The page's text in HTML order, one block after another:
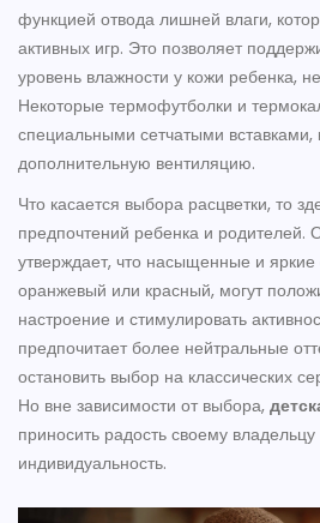
функцией отвода лишней влаги,
активных игр. Это позволяет
уровень влажности у кожи ребенка,
Некоторые термофутболки и
специальными сетчатыми
дополнительную вентиляцию.
Что касается выбора расцветки, то
предпочтений ребенка и родителей.
утверждает, что насыщенные и яркие
оранжевый или красный, могут
настроение и стимулировать
предпочитает более нейтральные
остановить выбор на классических
Но вне зависимости от выбора,
приносить радость своему
индивидуальность.